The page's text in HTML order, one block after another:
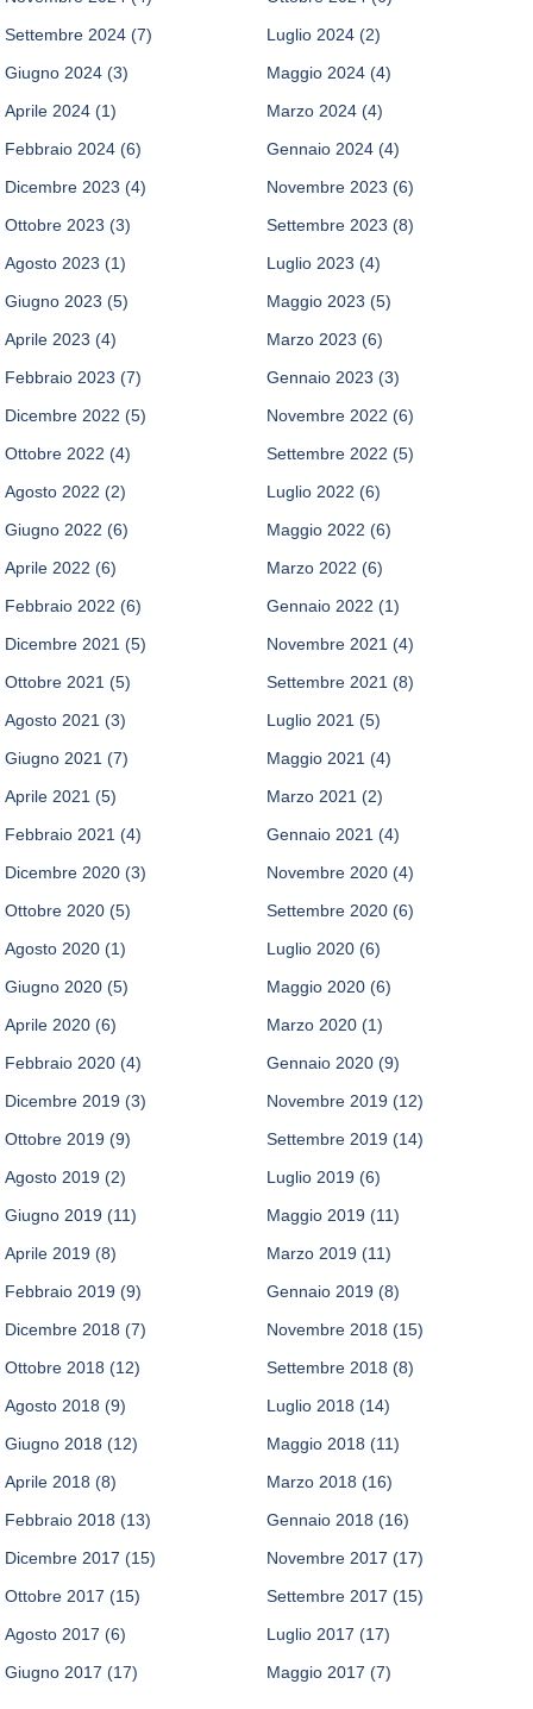
Settembre 2024 (7) Luglio 2024 (2)
Giugno 2024 (3) Maggio 2024 (4)
Aprile 2024 (1) Marzo 2024 (4)
Febbraio 2024 (6) Gennaio 2024 (4)
Dicembre 2023 (4) Novembre 2023 (6)
Ottobre 2023 (3) Settembre 2023 (8)
Agosto 2023 (1) Luglio 2023 (4)
Giugno 2023 (5) Maggio 2023 (5)
Aprile 2023 (4) Marzo 2023 (6)
Febbraio 2023 (7) Gennaio 2023 (3)
Dicembre 2022 (5) Novembre 2022 (6)
Ottobre 2022 (4) Settembre 2022 (5)
Agosto 2022 (2) Luglio 2022 (6)
Giugno 2022 (6) Maggio 2022 (6)
Aprile 2022 (6) Marzo 2022 (6)
Febbraio 2022 (6) Gennaio 2022 (1)
Dicembre 2021 (5) Novembre 2021 (4)
Ottobre 2021 (5) Settembre 2021 (8)
Agosto 2021 (3) Luglio 2021 (5)
Giugno 2021 (7) Maggio 2021 (4)
Aprile 2021 (5) Marzo 2021 (2)
Febbraio 2021 (4) Gennaio 2021 (4)
Dicembre 2020 (3) Novembre 2020 (4)
Ottobre 2020 (5) Settembre 2020 (6)
Agosto 2020 (1) Luglio 2020 (6)
Giugno 2020 (5) Maggio 2020 (6)
Aprile 2020 (6) Marzo 2020 (1)
Febbraio 2020 (4) Gennaio 2020 (9)
Dicembre 2019 (3) Novembre 2019 (12)
Ottobre 2019 (9) Settembre 2019 (14)
Agosto 2019 (2) Luglio 2019 (6)
Giugno 2019 (11) Maggio 2019 (11)
Aprile 2019 (8) Marzo 2019 (11)
Febbraio 2019 (9) Gennaio 2019 (8)
Dicembre 2018 (7) Novembre 2018 (15)
Ottobre 2018 (12) Settembre 2018 (8)
Agosto 2018 (9) Luglio 2018 (14)
Giugno 2018 (12) Maggio 2018 (11)
Aprile 2018 (8) Marzo 2018 (16)
Febbraio 2018 (13) Gennaio 2018 (16)
Dicembre 2017 (15) Novembre 2017 (17)
Ottobre 2017 (15) Settembre 2017 (15)
Agosto 2017 (6) Luglio 2017 (17)
Giugno 2017 (17) Maggio 2017 (7)